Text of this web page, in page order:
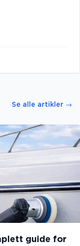
Se alle artikler →
guide for